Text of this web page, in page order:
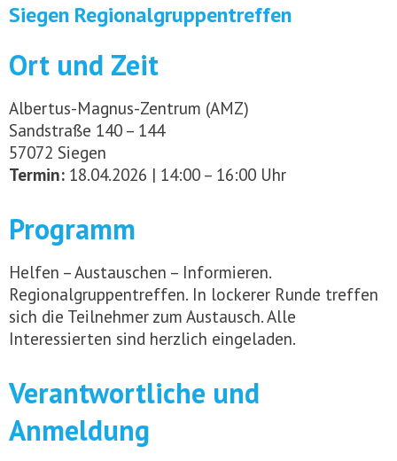
Siegen Regionalgruppentreffen
Ort und Zeit
Albertus-Magnus-Zentrum (AMZ)
Sandstraße 140 – 144
57072 Siegen
Termin: 18.04.2026 | 14:00 – 16:00 Uhr
Programm
Helfen – Austauschen – Informieren.
Regionalgruppentreffen. In lockerer Runde treffen
sich die Teilnehmer zum Austausch. Alle
Interessierten sind herzlich eingeladen.
Verantwortliche und
Anmeldung